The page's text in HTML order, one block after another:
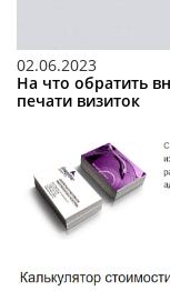
02.06.2023
На что обратить
печати визиток